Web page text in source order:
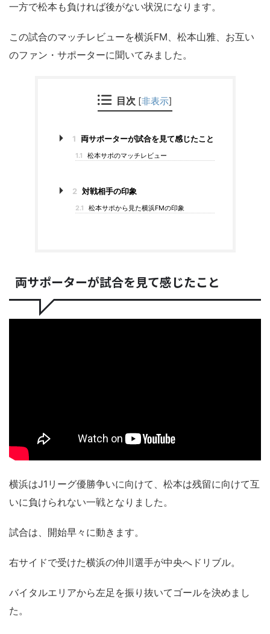
一方で松本も負ければ後がない状況になります。
この試合のマッチレビューを横浜FM、松本山雅、お互い
のファン・サポーターに聞いてみました。
目次 [非表示]
1 両サポーターが試合を見て感じたこと
1.1 松本サポのマッチレビュー
2 対戦相手の印象
2.1 松本サポから見た横浜FMの印象
両サポーターが試合を見て感じたこと
横浜はJ1リーグ優勝争いに向けて、松本は残留に向けて互
いに負けられない一戦となりました。
試合は、開始早々に動きます。
右サイドで受けた横浜の仲川選手が中央へドリブル。
バイタルエリアから左足を振り抜いてゴールを決めまし
た。